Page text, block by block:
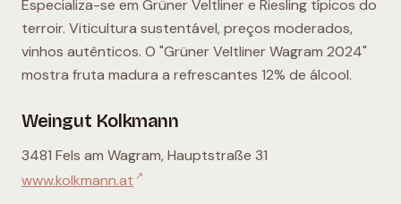
Especializa-se em Grüner Veltliner e Riesling típicos do
terroir. Viticultura sustentável, preços moderados,
vinhos autênticos. O "Grüner Veltliner Wagram 2024"
mostra fruta madura a refrescantes 12% de álcool.
Weingut Kolkmann
3481 Fels am Wagram, Hauptstraße 31
www.kolkmann.at ↗